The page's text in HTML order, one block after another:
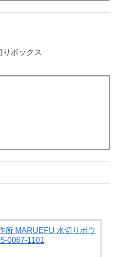
りボックス
所 MARUEFU 水切りボウ
0067-1101